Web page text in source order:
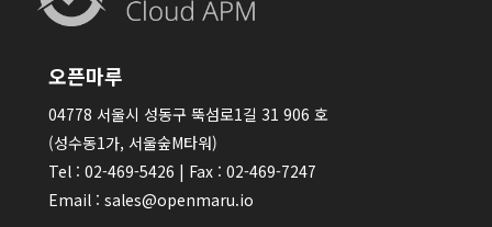
오픈마루
04778 서울시 성동구 뚝섬로1길 31 906 호
(성수동1가, 서울숲M타워)
Tel : 02-469-5426 | Fax : 02-469-7247
Email : sales@openmaru.io